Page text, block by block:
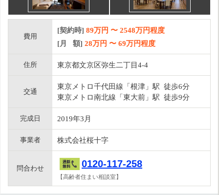
費用
[契約時] 89万円 〜 2548万円程度
[月 額] 28万円 〜 69万円程度
住所 東京都文京区弥生二丁目4-4
交通
東京メトロ千代田線「根津」駅 徒歩6分
東京メトロ南北線「東大前」駅 徒歩9分
完成日 2019年3月
事業者 株式会社桜十字
問合わせ 0120-117-258
【高齢者住まい相談室】